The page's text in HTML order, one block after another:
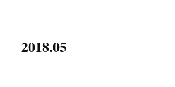
2018.05